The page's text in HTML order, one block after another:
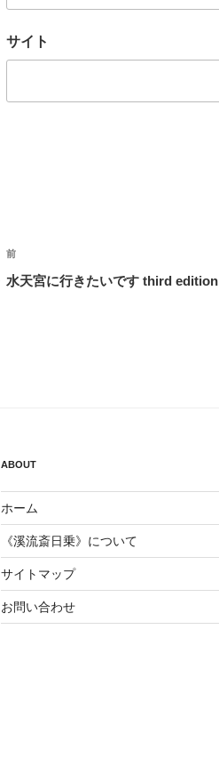
サイト
投
稿
ョ
ン
前
の
前
水天宮に行きたいです third edition
ABOUT
ホーム
《溪流斎日乗》について
サイトマップ
お問い合わせ